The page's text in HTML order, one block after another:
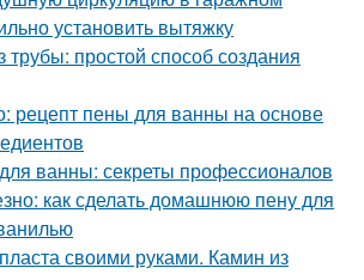
установить вытяжку
трубы: простой способ создания
рецепт пены для ванны на основе
ванны: секреты профессионалов
как сделать домашнюю пену для
своими руками. Камин из